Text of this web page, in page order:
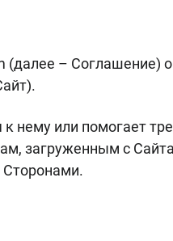
– Соглашение)
нему или помогает
загруженным с
Сторонами.